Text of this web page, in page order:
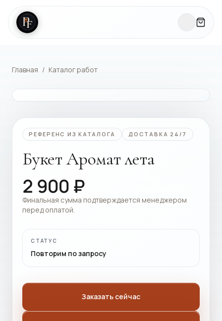
Главная / Каталог работ
РЕФЕРЕНС ИЗ КАТАЛОГА ДОСТАВКА 24/7
Букет Аромат лета
2 900 ₽
Финальная сумма подтверждается менеджером
перед оплатой.
СТАТУС
Повторим по запросу
Заказать сейчас